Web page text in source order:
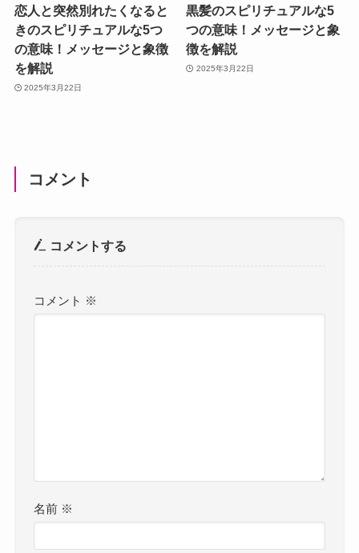
恋人と突然別れたくなると
きのスピリチュアルな5つ
の意味！メッセージと象徴
を解説
2025年3月22日
黒髪のスピリチュアルな5
つの意味！メッセージと象
徴を解説
2025年3月22日
コメント
コメントする
コメント ※
名前 ※